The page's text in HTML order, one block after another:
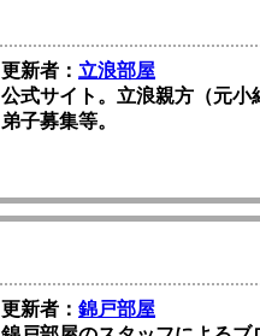
更新者： 立浪部屋
公式サイト。立浪親方（元
弟子募集等。
更新者： 錦戸部屋